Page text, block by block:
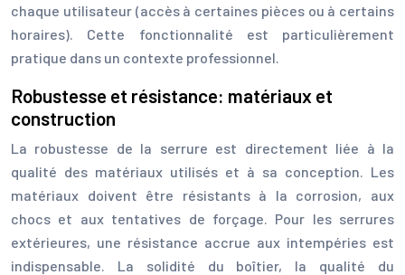
chaque utilisateur (accès à certaines pièces ou à certains
horaires). Cette fonctionnalité est particulièrement
pratique dans un contexte professionnel.
Robustesse et résistance: matériaux et
construction
La robustesse de la serrure est directement liée à la
qualité des matériaux utilisés et à sa conception. Les
matériaux doivent être résistants à la corrosion, aux
chocs et aux tentatives de forçage. Pour les serrures
extérieures, une résistance accrue aux intempéries est
indispensable. La solidité du boîtier, la qualité du